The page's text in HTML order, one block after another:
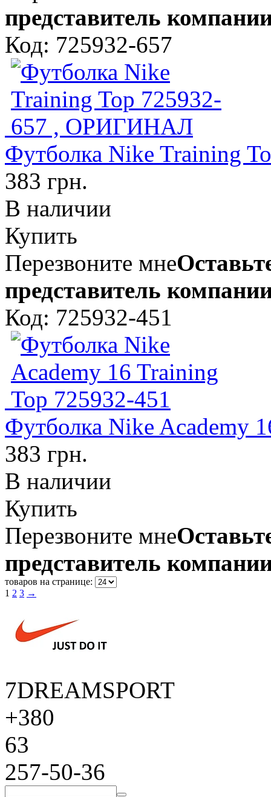
представитель
Код: 725932-657
Футболка Nike Training
383 грн.
В наличии
Купить
Перезвоните мне
представитель
Код: 725932-451
Футболка Nike Academy
383 грн.
В наличии
Купить
Перезвоните мне
представитель
товаров на странице:
1 2 3 →
7DREAMSPORT
+380
63
257-50-36